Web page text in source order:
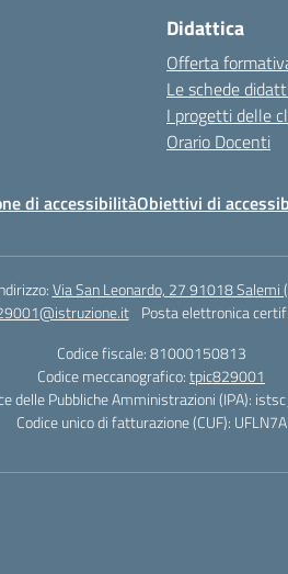
Didattica
Offerta
Le schede
I progetti delle
Orario Docenti
di accessibilitàObiettivi di
Via San Leonardo, 27 91018 Salemi
Posta elettronica
Codice fiscale: 81000150813
Codice meccanografico:tpic829001
delle Pubbliche Amministrazioni (IPA):
Codice unico di fatturazione (CUF): UFLN7A